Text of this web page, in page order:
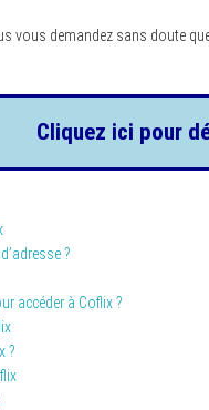
vous demandez sans doute
Cliquez ici pour
?
accéder à Coflix ?
?